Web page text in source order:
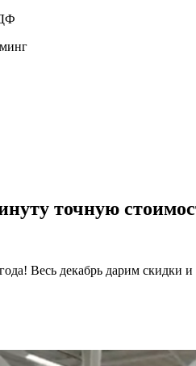
точную
Весь декабрь дарим скидки и